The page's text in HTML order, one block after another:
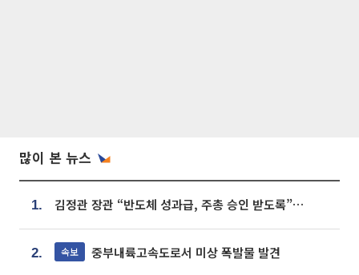
많이 본 뉴스
1. 김정관 장관 “반도체 성과급, 주총 승인 받도록”…상법·자본시장법 개정 시사
2. 속보 중부내륙고속도로서 미상 폭발물 발견